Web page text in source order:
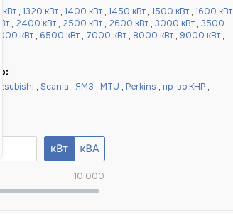
, 1320 кВт , 1400 кВт , 1450 кВт , 1500 кВт , 1600 кВт
, 2400 кВт , 2500 кВт , 2600 кВт , 3000 кВт , 3500
кВт , 6500 кВт , 7000 кВт , 8000 кВт , 9000 кВт ,
, Scania , ЯМЗ , MTU , Perkins , пр-во КНР ,
10 000